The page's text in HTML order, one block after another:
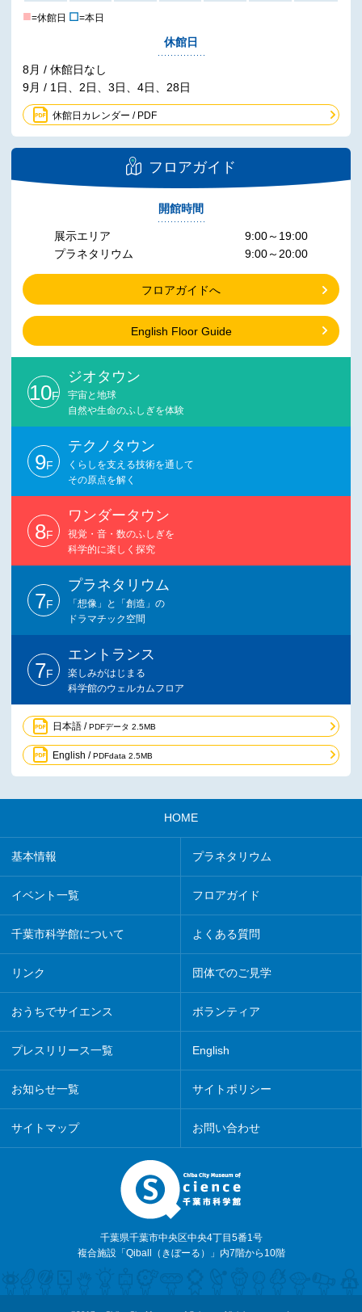
■=休館日 ☐=本日
休館日
8月 / 休館日なし
9月 / 1日、2日、3日、4日、28日
休館日カレンダー / PDF
フロアガイド
開館時間
展示エリア
プラネタリウム
9:00～19:00
9:00～20:00
フロアガイドへ
English Floor Guide
10F
ジオタウン
宇宙と地球
自然や生命のふしぎを体験
9F
テクノタウン
くらしを支える技術を通して
その原点を解く
8F
ワンダータウン
視覚・音・数のふしぎを
科学的に楽しく探究
7F
プラネタリウム
「想像」と「創造」の
ドラマチック空間
7F
エントランス
楽しみがはじまる
科学館のウェルカムフロア
日本語 /PDFデータ 2.5MB
English /PDFdata 2.5MB
HOME
基本情報 プラネタリウム
イベント一覧 フロアガイド
千葉市科学館について よくある質問
リンク 団体でのご見学
おうちでサイエンス ボランティア
プレスリリース一覧 English
お知らせ一覧 サイトポリシー
サイトマップ お問い合わせ
千葉県千葉市中央区中央4丁目5番1号
複合施設「Qiball（きぼーる）」内7階から10階